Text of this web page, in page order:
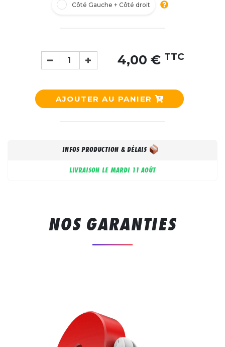
Côté Gauche + Côté droit
4,00 € TTC
AJOUTER AU PANIER
INFOS PRODUCTION & DÉLAIS
LIVRAISON LE MARDI 11 AOÛT
NOS GARANTIES